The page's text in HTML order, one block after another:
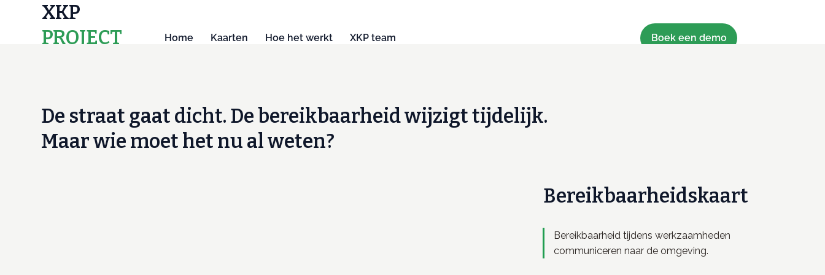
XKP
PROJECT
Home Kaarten Hoe het werkt XKP team Boek een demo
De straat gaat dicht. De bereikbaarheid wijzigt tijdelijk.
Maar wie moet het nu al weten?
Bereikbaarheidskaart
Bereikbaarheid tijdens werkzaamheden
communiceren naar de omgeving.